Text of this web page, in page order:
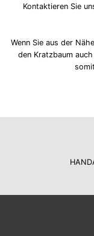
Kontaktieren Sie
Wenn Sie aus der
den Kratzbaum